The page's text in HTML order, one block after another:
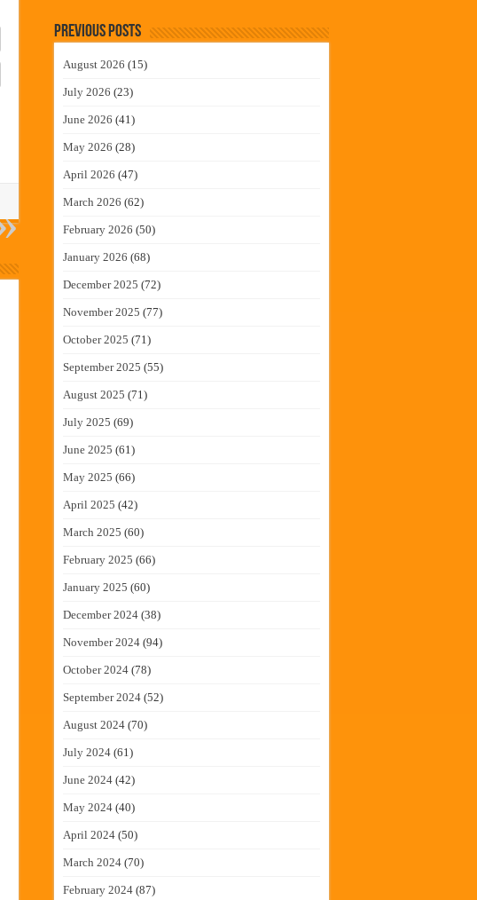
Previous Posts
August 2026 (15)
July 2026 (23)
June 2026 (41)
May 2026 (28)
April 2026 (47)
March 2026 (62)
February 2026 (50)
January 2026 (68)
December 2025 (72)
November 2025 (77)
October 2025 (71)
September 2025 (55)
August 2025 (71)
July 2025 (69)
June 2025 (61)
May 2025 (66)
April 2025 (42)
March 2025 (60)
February 2025 (66)
January 2025 (60)
December 2024 (38)
November 2024 (94)
October 2024 (78)
September 2024 (52)
August 2024 (70)
July 2024 (61)
June 2024 (42)
May 2024 (40)
April 2024 (50)
March 2024 (70)
February 2024 (87)